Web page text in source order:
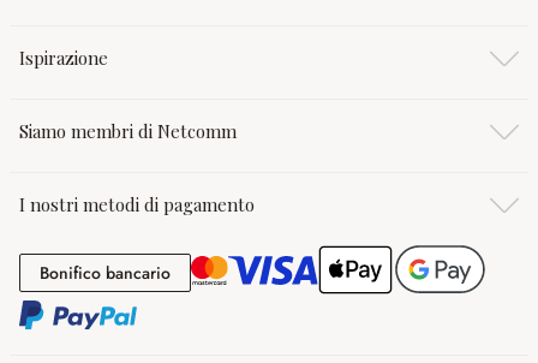
Ispirazione
Siamo membri di Netcomm
I nostri metodi di pagamento
Bonifico bancarioBonifico bancario